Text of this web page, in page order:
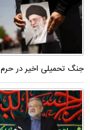
جنگ تحمیلی اخیر در